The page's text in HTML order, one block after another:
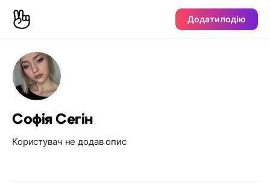
Додати подію
Софія Сегін
Користувач не додав опис